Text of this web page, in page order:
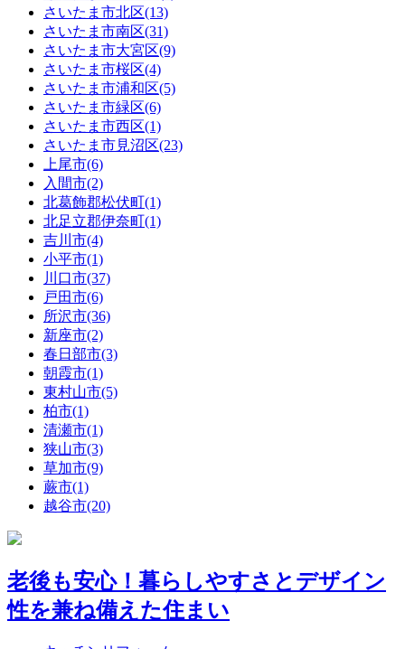
さいたま市北区(13)
さいたま市南区(31)
さいたま市大宮区(9)
さいたま市桜区(4)
さいたま市浦和区(5)
さいたま市緑区(6)
さいたま市西区(1)
さいたま市見沼区(23)
上尾市(6)
入間市(2)
北葛飾郡松伏町(1)
北足立郡伊奈町(1)
吉川市(4)
小平市(1)
川口市(37)
戸田市(6)
所沢市(36)
新座市(2)
春日部市(3)
朝霞市(1)
東村山市(5)
柏市(1)
清瀬市(1)
狭山市(3)
草加市(9)
蕨市(1)
越谷市(20)
老後も安心！暮らしやすさとデザイン
性を兼ね備えた住まい